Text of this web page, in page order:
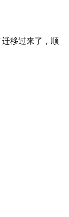
迁移过来了，顺